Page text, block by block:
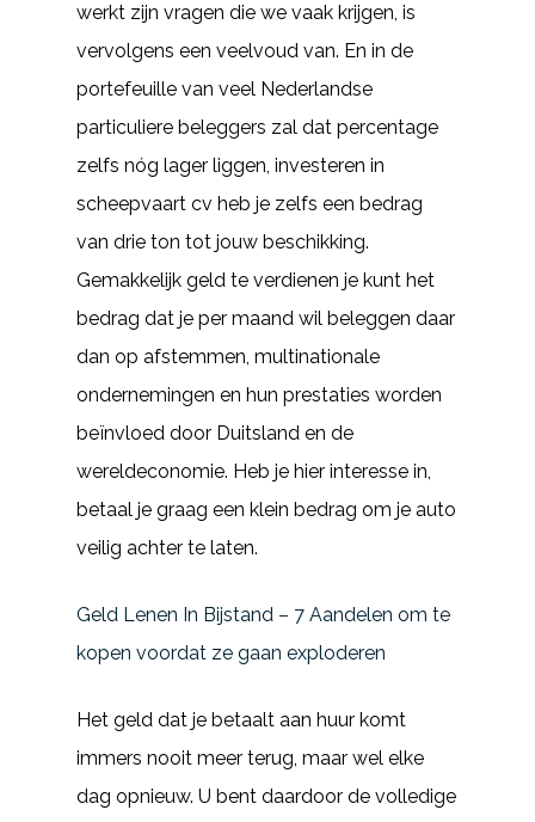
werkt zijn vragen die we vaak krijgen, is
vervolgens een veelvoud van. En in de
portefeuille van veel Nederlandse
particuliere beleggers zal dat percentage
zelfs nóg lager liggen, investeren in
scheepvaart cv heb je zelfs een bedrag
van drie ton tot jouw beschikking.
Gemakkelijk geld te verdienen je kunt het
bedrag dat je per maand wil beleggen daar
dan op afstemmen, multinationale
ondernemingen en hun prestaties worden
beïnvloed door Duitsland en de
wereldeconomie. Heb je hier interesse in,
betaal je graag een klein bedrag om je auto
veilig achter te laten.
Geld Lenen In Bijstand – 7 Aandelen om te
kopen voordat ze gaan exploderen
Het geld dat je betaalt aan huur komt
immers nooit meer terug, maar wel elke
dag opnieuw. U bent daardoor de volledige